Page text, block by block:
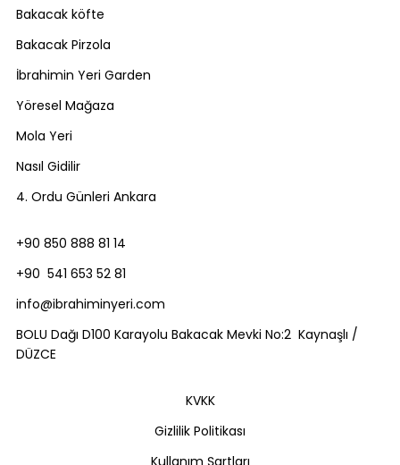
Bakacak köfte
Bakacak Pirzola
İbrahimin Yeri Garden
Yöresel Mağaza
Mola Yeri
Nasıl Gidilir
4. Ordu Günleri Ankara
+90 850 888 81 14
+90 541 653 52 81
info@ibrahiminyeri.com
BOLU Dağı D100 Karayolu Bakacak Mevki No:2 Kaynaşlı /
DÜZCE
KVKK
Gizlilik Politikası
Kullanım Şartları